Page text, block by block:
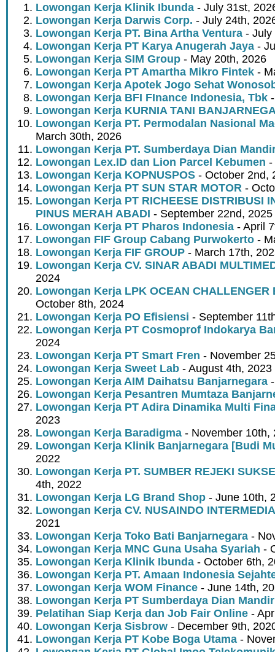
Lowongan Kerja Klinik Ibunda - July 31st,
Lowongan Kerja Darwis Corp. - July 24th,
Lowongan Kerja PT. Bina Artha Ventura - July
Lowongan Kerja PT Karya Anugerah Jaya -
Lowongan Kerja SIM Group - May 20th, 2026
Lowongan Kerja PT Amartha Mikro Fintek -
Lowongan Kerja Apotek Jogo Sehat
Lowongan Kerja BFI FInance Indonesia, Tbk
Lowongan Kerja KURNIA TANI
Lowongan Kerja PT. Permodalan Nasional
March 30th, 2026
Lowongan Kerja PT. Sumberdaya Dian
Lowongan Lex.ID dan Lion Parcel Kebumen -
Lowongan Kerja KOPNUSPOS - October 2nd,
Lowongan Kerja PT SUN STAR MOTOR -
Lowongan Kerja PT RICHEESE DISTRIBUSI
PINUS MERAH ABADI - September 22nd, 2025
Lowongan Kerja PT Pharos Indonesia - April
Lowongan FIF Group Cabang Purwokerto -
Lowongan Kerja FIF GROUP - March 17th,
Lowongan Kerja CV. SINAR ABADI
2024
Lowongan Kerja LPK OCEAN CHALLENGER
October 8th, 2024
Lowongan Kerja PO Efisiensi - September
Lowongan Kerja PT Cosmoprof Indokarya
2024
Lowongan Kerja PT Smart Fren - November
Lowongan Kerja Sweet Lab - August 4th, 2023
Lowongan Kerja AIM Daihatsu Banjarnegara
Lowongan Kerja Pesantren Mumtaza
Lowongan Kerja PT Adira Dinamika Multi
2023
Lowongan Kerja Baradigma - November 10th,
Lowongan Kerja Klinik Banjarnegara [Budi
2022
Lowongan Kerja PT. SUMBER REJEKI
4th, 2022
Lowongan Kerja LG Brand Shop - June 10th,
Lowongan Kerja CV. NUSAINDO INTERMEDIA
2021
Lowongan Kerja Toko Bati Banjarnegara -
Lowongan Kerja MNC Guna Usaha Syariah -
Lowongan Kerja Klinik Ibunda - October 6th,
Lowongan Kerja PT. Amaan Indonesia
Lowongan Kerja WOM Finance - June 14th,
Lowongan Kerja PT Sumberdaya Dian
Pelatihan Siap Kerja dan Job Fair Online -
Lowongan Kerja Sisbrow - December 9th,
Lowongan Kerja PT Kobe Boga Utama -